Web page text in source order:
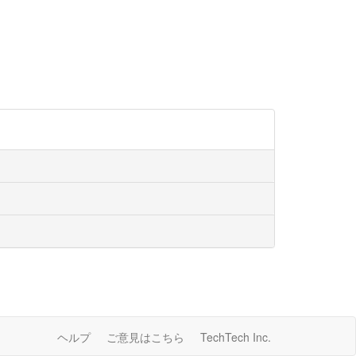
ヘルプ ご意見はこちら TechTech Inc.